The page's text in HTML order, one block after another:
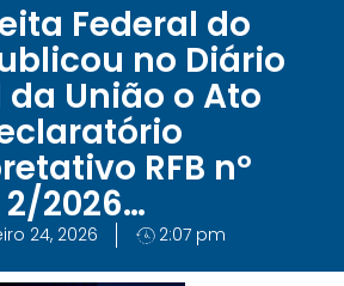
Federal do
no Diário
União o Ato
RFB nº
2/2026…
24, 2026 2:07 pm